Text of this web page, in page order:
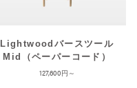
Lightwoodバースツール
Mid（ペーパーコード）
127,600